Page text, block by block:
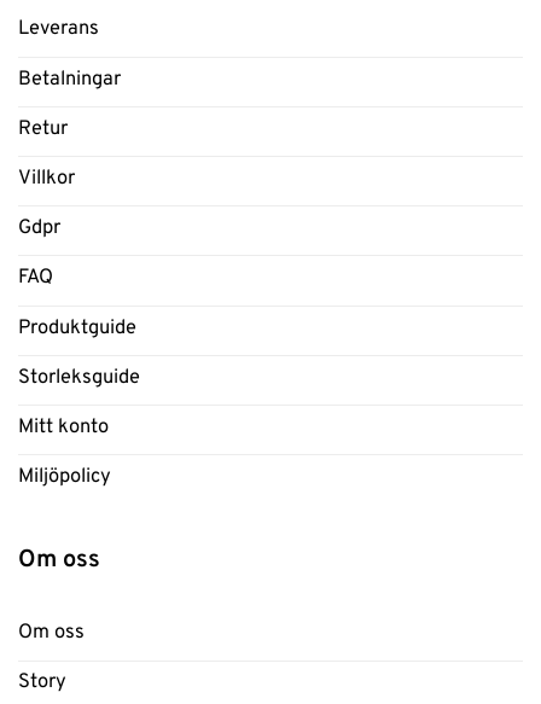
Leverans
Betalningar
Retur
Villkor
Gdpr
FAQ
Produktguide
Storleksguide
Mitt konto
Miljöpolicy
Om oss
Om oss
Story